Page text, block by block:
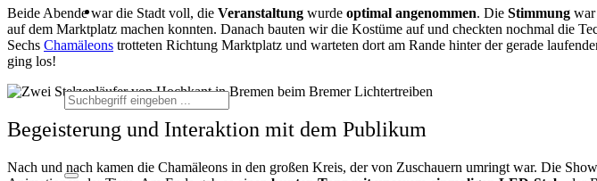
Beide Abende war die Stadt voll, die Veranstaltung wurde optimal angenommen. Die Stimmung war
auf dem Marktplatz machen konnten. Danach bauten wir die Kostüme auf und checkten nochmal die
Sechs Chamäleons trotteten Richtung Marktplatz und warteten dort am Rande hinter der gerade
ging los!
Begeisterung und Interaktion mit dem Publikum
Nach und nach kamen die Chamäleons in den großen Kreis, der von Zuschauern umringt war. Die